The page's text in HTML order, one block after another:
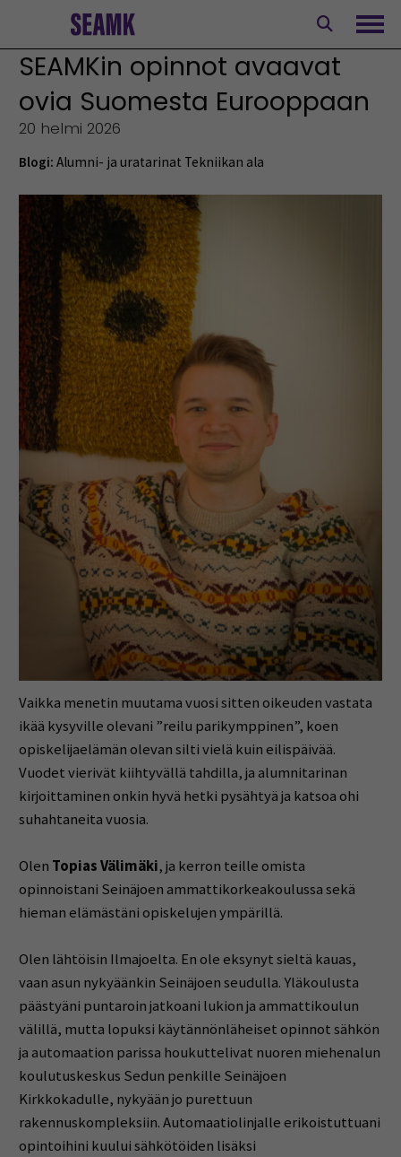
SEAMKin opinnot avaavat
ovia Suomesta Eurooppaan
20 helmi 2026
Blogi: Alumni- ja uratarinat Tekniikan ala
Vaikka menetin muutama vuosi sitten oikeuden vastata
ikää kysyville olevani ”reilu parikymppinen”, koen
opiskelijaelämän olevan silti vielä kuin eilispäivää.
Vuodet vierivät kiihtyvällä tahdilla, ja alumnitarinan
kirjoittaminen onkin hyvä hetki pysähtyä ja katsoa ohi
suhahtaneita vuosia.
Olen Topias Välimäki, ja kerron teille omista
opinnoistani Seinäjoen ammattikorkeakoulussa sekä
hieman elämästäni opiskelujen ympärillä.
Olen lähtöisin Ilmajoelta. En ole eksynyt sieltä kauas,
vaan asun nykyäänkin Seinäjoen seudulla. Yläkoulusta
päästyäni puntaroin jatkoani lukion ja ammattikoulun
välillä, mutta lopuksi käytännönläheiset opinnot sähkön
ja automaation parissa houkuttelivat nuoren miehenalun
koulutuskeskus Sedun penkille Seinäjoen
Kirkkokadulle, nykyään jo purettuun
rakennuskompleksiin. Automaatiolinjalle erikoistuttuani
opintoihini kuului sähkötöiden lisäksi